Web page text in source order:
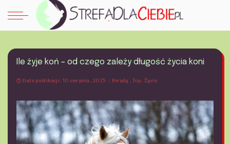
Ile żyje koń – od czego zależy długość życia koni
Data publikacji: 10 sierpnia, 2025 Porady Top Życie